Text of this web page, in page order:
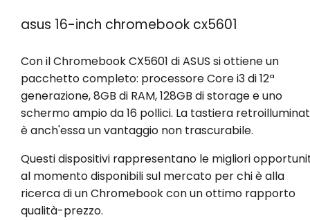
asus 16-inch chromebook cx5601
Con il Chromebook CX5601 di ASUS si ottiene un
pacchetto completo: processore Core i3 di 12ª
generazione, 8GB di RAM, 128GB di storage e uno
schermo ampio da 16 pollici. La tastiera
è anch'essa un vantaggio non trascurabile.
Questi dispositivi rappresentano le migliori
al momento disponibili sul mercato per chi è alla
ricerca di un Chromebook con un ottimo rapporto
qualità-prezzo.